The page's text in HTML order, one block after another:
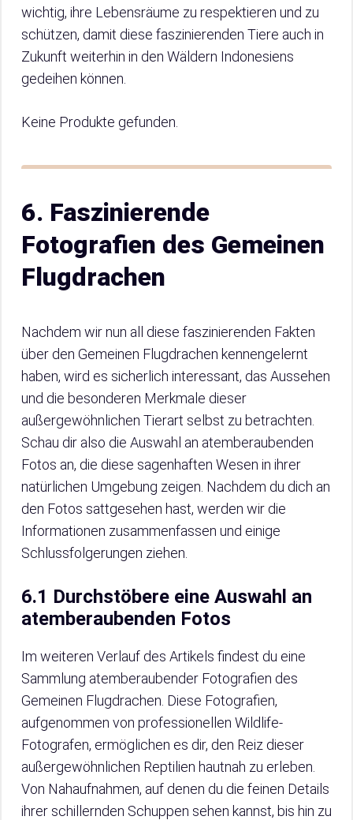
wichtig, ihre Lebensräume zu respektieren und zu
schützen, damit diese faszinierenden Tiere auch in
Zukunft weiterhin in den Wäldern Indonesiens
gedeihen können.
Keine Produkte gefunden.
6. Faszinierende
Fotografien des Gemeinen
Flugdrachen
Nachdem wir nun all diese faszinierenden Fakten
über den Gemeinen Flugdrachen kennengelernt
haben, wird es sicherlich interessant, das Aussehen
und die besonderen Merkmale dieser
außergewöhnlichen Tierart selbst zu betrachten.
Schau dir also die Auswahl an atemberaubenden
Fotos an, die diese sagenhaften Wesen in ihrer
natürlichen Umgebung zeigen. Nachdem du dich an
den Fotos sattgesehen hast, werden wir die
Informationen zusammenfassen und einige
Schlussfolgerungen ziehen.
6.1 Durchstöbere eine Auswahl an
atemberaubenden Fotos
Im weiteren Verlauf des Artikels findest du eine
Sammlung atemberaubender Fotografien des
Gemeinen Flugdrachen. Diese Fotografien,
aufgenommen von professionellen Wildlife-
Fotografen, ermöglichen es dir, den Reiz dieser
außergewöhnlichen Reptilien hautnah zu erleben.
Von Nahaufnahmen, auf denen du die feinen Details
ihrer schillernden Schuppen sehen kannst, bis hin zu